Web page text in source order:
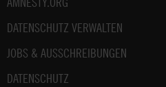
DATENSCHUTZ VERWALTEN
JOBS & AUSSCHREIBUNGEN
DATENSCHUTZ